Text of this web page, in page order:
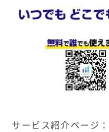
サービス紹介ページ：